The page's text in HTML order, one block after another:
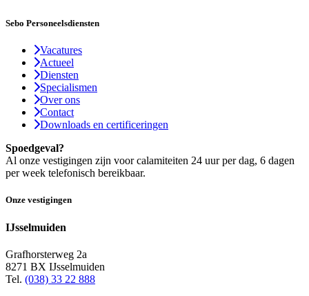
Sebo Personeelsdiensten
Vacatures
Actueel
Diensten
Specialismen
Over ons
Contact
Downloads en certificeringen
Spoedgeval?
Al onze vestigingen zijn voor calamiteiten 24 uur per dag, 6 dagen
per week telefonisch bereikbaar.
Onze vestigingen
IJsselmuiden
Grafhorsterweg 2a
8271 BX IJsselmuiden
Tel. (038) 33 22 888